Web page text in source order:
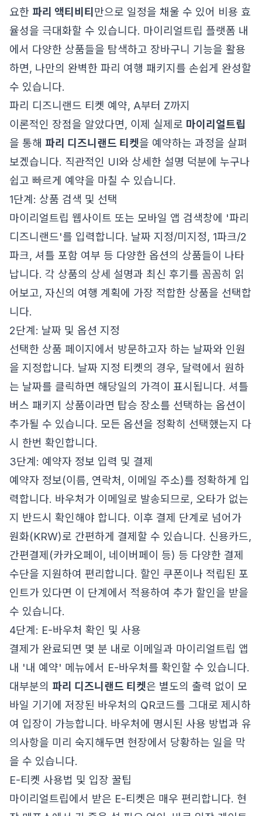
요한 파리 액티비티 만으로 일정을 채울 수 있어 비용 효
율성을 극대화할 수 있습니다. 마이리얼트립 플랫폼 내
에서 다양한 상품들을 탐색하고 장바구니 기능을 활용
하면, 나만의 완벽한 파리 여행 패키지를 손쉽게 완성할
수 있습니다.
파리 디즈니랜드 티켓 예약, A부터 Z까지
이론적인 장점을 알았다면, 이제 실제로 마이리얼트립
을 통해 파리 디즈니랜드 티켓을 예약하는 과정을 살펴
보겠습니다. 직관적인 UI와 상세한 설명 덕분에 누구나
쉽고 빠르게 예약을 마칠 수 있습니다.
1단계: 상품 검색 및 선택
마이리얼트립 웹사이트 또는 모바일 앱 검색창에 '파리
디즈니랜드'를 입력합니다. 날짜 지정/미지정, 1파크/2
파크, 셔틀 포함 여부 등 다양한 옵션의 상품들이 나타
납니다. 각 상품의 상세 설명과 최신 후기를 꼼꼼히 읽
어보고, 자신의 여행 계획에 가장 적합한 상품을 선택합
니다.
2단계: 날짜 및 옵션 지정
선택한 상품 페이지에서 방문하고자 하는 날짜와 인원
을 지정합니다. 날짜 지정 티켓의 경우, 달력에서 원하
는 날짜를 클릭하면 해당일의 가격이 표시됩니다. 셔틀
버스 패키지 상품이라면 탑승 장소를 선택하는 옵션이
추가될 수 있습니다. 모든 옵션을 정확히 선택했는지 다
시 한번 확인합니다.
3단계: 예약자 정보 입력 및 결제
예약자 정보(이름, 연락처, 이메일 주소)를 정확하게 입
력합니다. 바우처가 이메일로 발송되므로, 오타가 없는
지 반드시 확인해야 합니다. 이후 결제 단계로 넘어가
원화(KRW)로 간편하게 결제할 수 있습니다. 신용카드,
간편결제(카카오페이, 네이버페이 등) 등 다양한 결제
수단을 지원하여 편리합니다. 할인 쿠폰이나 적립된 포
인트가 있다면 이 단계에서 적용하여 추가 할인을 받을
수 있습니다.
4단계: E-바우처 확인 및 사용
결제가 완료되면 몇 분 내로 이메일과 마이리얼트립 앱
내 '내 예약' 메뉴에서 E-바우처를 확인할 수 있습니다.
대부분의 파리 디즈니랜드 티켓은 별도의 출력 없이 모
바일 기기에 저장된 바우처의 QR코드를 그대로 제시하
여 입장이 가능합니다. 바우처에 명시된 사용 방법과 유
의사항을 미리 숙지해두면 현장에서 당황하는 일을 막
을 수 있습니다.
E-티켓 사용법 및 입장 꿀팁
마이리얼트립에서 받은 E-티켓은 매우 편리합니다. 현